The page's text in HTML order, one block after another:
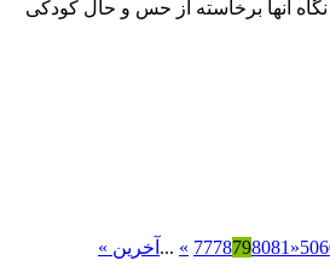
آنها برخاسته از حس و حال کودکی
50
«
7778798081
»
... آخرین »